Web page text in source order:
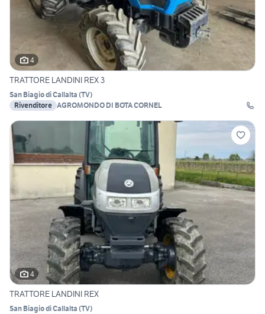
4
TRATTORE LANDINI REX 3
San Biagio di Callalta (TV)
Rivenditore AGROMONDO DI BOTA CORNEL
4
TRATTORE LANDINI REX
San Biagio di Callalta (TV)